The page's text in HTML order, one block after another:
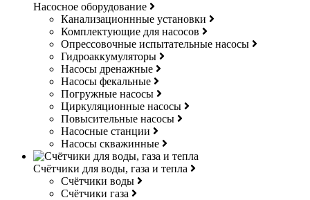
Насосное оборудование
Канализационнные установки
Комплектующие для насосов
Опрессовочные испытательные насосы
Гидроаккумуляторы
Насосы дренажные
Насосы фекальные
Погружные насосы
Циркуляционные насосы
Повысительные насосы
Насосные станции
Насосы скважинные
Счётчики для воды, газа и тепла
Счётчики воды
Счётчики газа